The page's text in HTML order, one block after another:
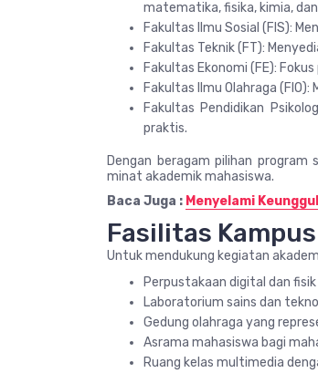
matematika, fisika, kimia,
Fakultas Ilmu Sosial (FIS):
Fakultas Teknik (FT):
Fakultas Ekonomi (FE):
Fakultas Ilmu Olahraga
Fakultas Pendidikan
praktis.
Dengan beragam pilihan
minat akademik mahasiswa.
Baca Juga : Menyelami
Fasilitas Kampus
Untuk mendukung kegiatan
Perpustakaan digital dan
Laboratorium sains dan
Gedung olahraga yang
Asrama mahasiswa bagi
Ruang kelas multimedia